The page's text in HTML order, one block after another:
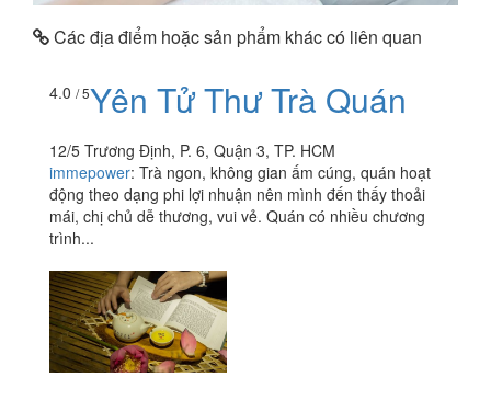
Các địa điểm hoặc sản phẩm khác có liên quan
4.0 / 5Yên Tử Thư Trà Quán
12/5 Trương Định, P. 6, Quận 3, TP. HCM
immepower: Trà ngon, không gian ấm cúng, quán hoạt
động theo dạng phi lợi nhuận nên mình đến thấy thoải
mái, chị chủ dễ thương, vui vẻ. Quán có nhiều chương
trình...